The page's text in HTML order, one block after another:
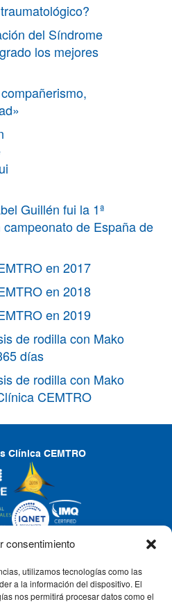
consentimiento
utilizamos tecnologías como las
a la información del dispositivo. El
nos permitirá procesar datos como el
del Síndrome
los mejores
Guillén fui la 1ª
de España de
en 2017
en 2018
en 2019
de rodilla con Mako
días
de rodilla con Mako
CEMTRO
Clínica CEMTRO